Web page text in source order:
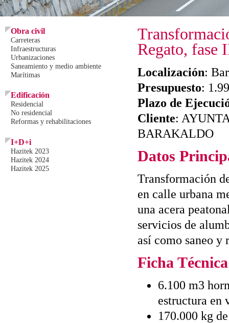
Obra civil
Carreteras
Infraestructuras
Urbanizaciones
Saneamiento y medio ambiente
Marítimas
Edificación
Residencial
No residencial
Reformas y rehabilitaciones
I+D+i
Hazitek 2023
Hazitek 2024
Hazitek 2025
Regato, fase
Localización:
Presupuesto:
Plazo de
Cliente:
BARAKALDO
Datos
Transformación
en calle urbana
una acera
servicios de
así como saneo y
Ficha Técnica
6.100 m3
estructura en
170.000 kg